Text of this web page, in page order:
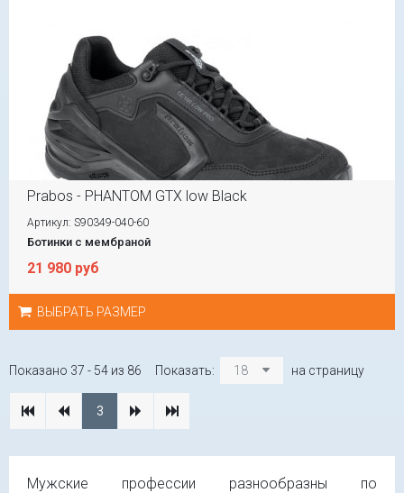
Prabos - PHANTOM GTX low Black
Артикул: S90349-040-60
Ботинки с мембраной
21 980 руб
ВЫБРАТЬ РАЗМЕР
Показано 37 - 54 из 86 Показать: 18 на страницу
3
Мужские профессии разнообразны по